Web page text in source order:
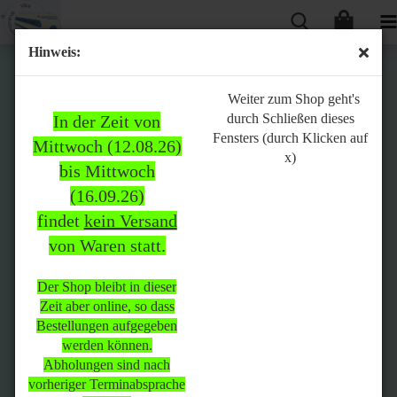
Hinweis:
In der Zeit von
Mittwoch (12.08.26)
bis Mittwoch
(16.09.26)
findet kein Versand
von Waren statt.
Der Shop bleibt in dieser
Zeit aber online, so dass
Bestellungen aufgegeben
werden können.
Abholungen sind nach
vorheriger Terminabsprache
Weiter zum Shop geht's
durch Schließen dieses
Fensters (durch Klicken auf
x)
Bitte
beachten:
In der Zeit von Mittwoch
(12.08.26) bis Mittwoch
(16.09.26)
statt.
Der Shop bleibt in dieser Zeit
aber online, so dass
Bestellungen aufgegeben
werden können.